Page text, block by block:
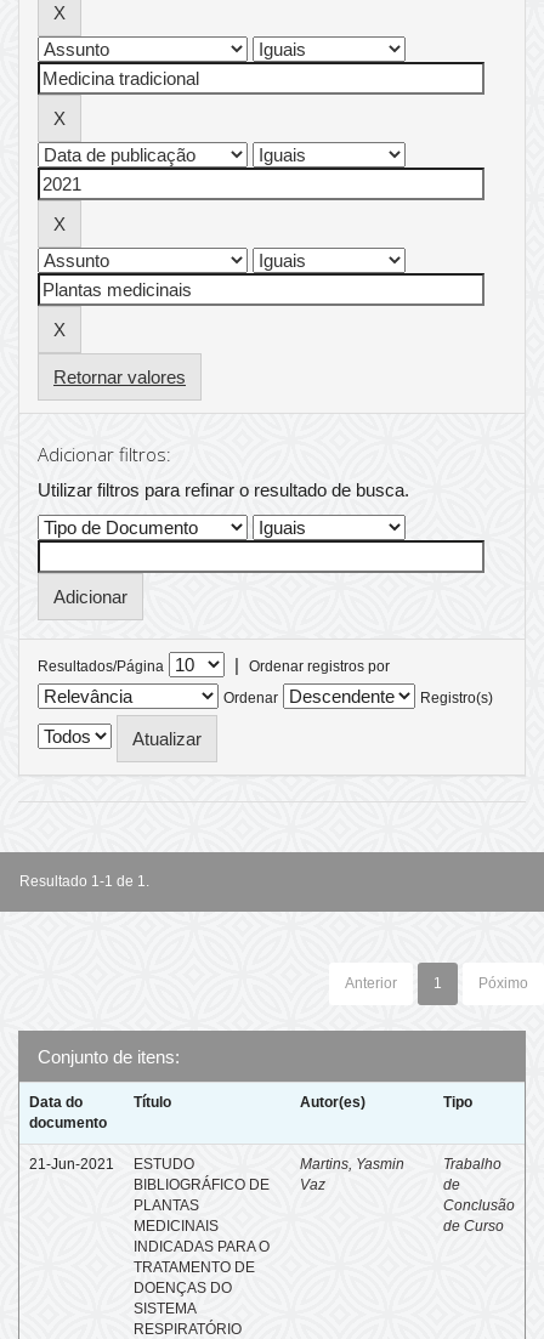
Retornar valores
Adicionar filtros:
Utilizar filtros para refinar o resultado de busca.
Resultados/Página |
Ordenar registros por
Ordenar
Registro(s)
Resultado 1-1 de 1.
Anterior 1 Póximo
Conjunto de itens:
Data do
documento
Título Autor(es) Tipo
21-Jun-2021
ESTUDO
BIBLIOGRÁFICO DE
PLANTAS
MEDICINAIS
INDICADAS PARA O
TRATAMENTO DE
DOENÇAS DO
SISTEMA
RESPIRATÓRIO
Martins, Yasmin
Vaz
Trabalho
de
Conclusão
de Curso